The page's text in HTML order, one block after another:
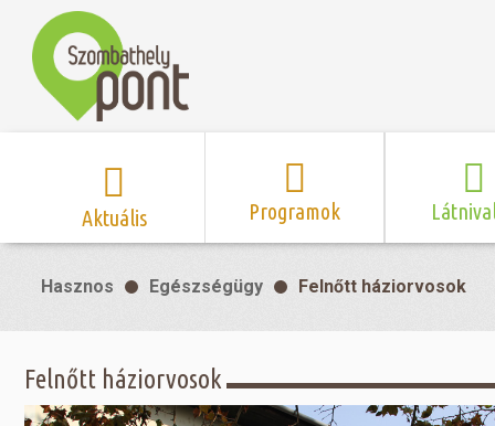
Aktuális Programok
Program naptár
Szent Márton
Mozi
Top 10
Szent
Hírek
Kispályás
Sport és
Hasznos Egészségügy Felnőtt háziorvosok
Felnőtt háziorvosok